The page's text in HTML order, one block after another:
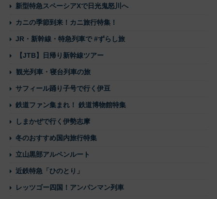
新型特急スペーシアXで日光鬼怒川へ
カニの季節到来！カニ旅行特集！
JR・新幹線・特急列車で #ずらし旅
【JTB】日帰り新幹線ツアー
観光列車・寝台列車の旅
サフィール踊り子号で行く伊豆
鉄道ファン集まれ！ 鉄道博物館特集
しまかぜで行く伊勢志摩
冬のおすすめ国内旅行特集
立山黒部アルペンルート
近鉄特急「ひのとり」
レッツゴー四国！アンパンマン列車